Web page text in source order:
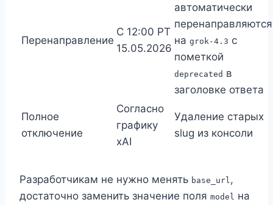
Перенаправление
С 12:00 PT
15.05.2026
автоматически
перенаправляются
на grok-4.3 с
пометкой
deprecated в
заголовке ответа
Полное
отключение
Согласно
графику
xAI
Удаление старых
slug из консоли
Разработчикам не нужно менять base_url ,
достаточно заменить значение поля model на